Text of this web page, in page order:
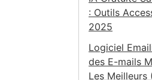
: Outils
2025
Logiciel
des E-mails
Les Meilleurs